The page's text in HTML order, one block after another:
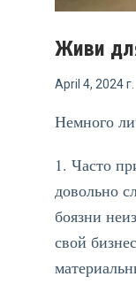
Живи
April 4, 2024 г.
Немного
1. Часто
довольно
боязни
свой